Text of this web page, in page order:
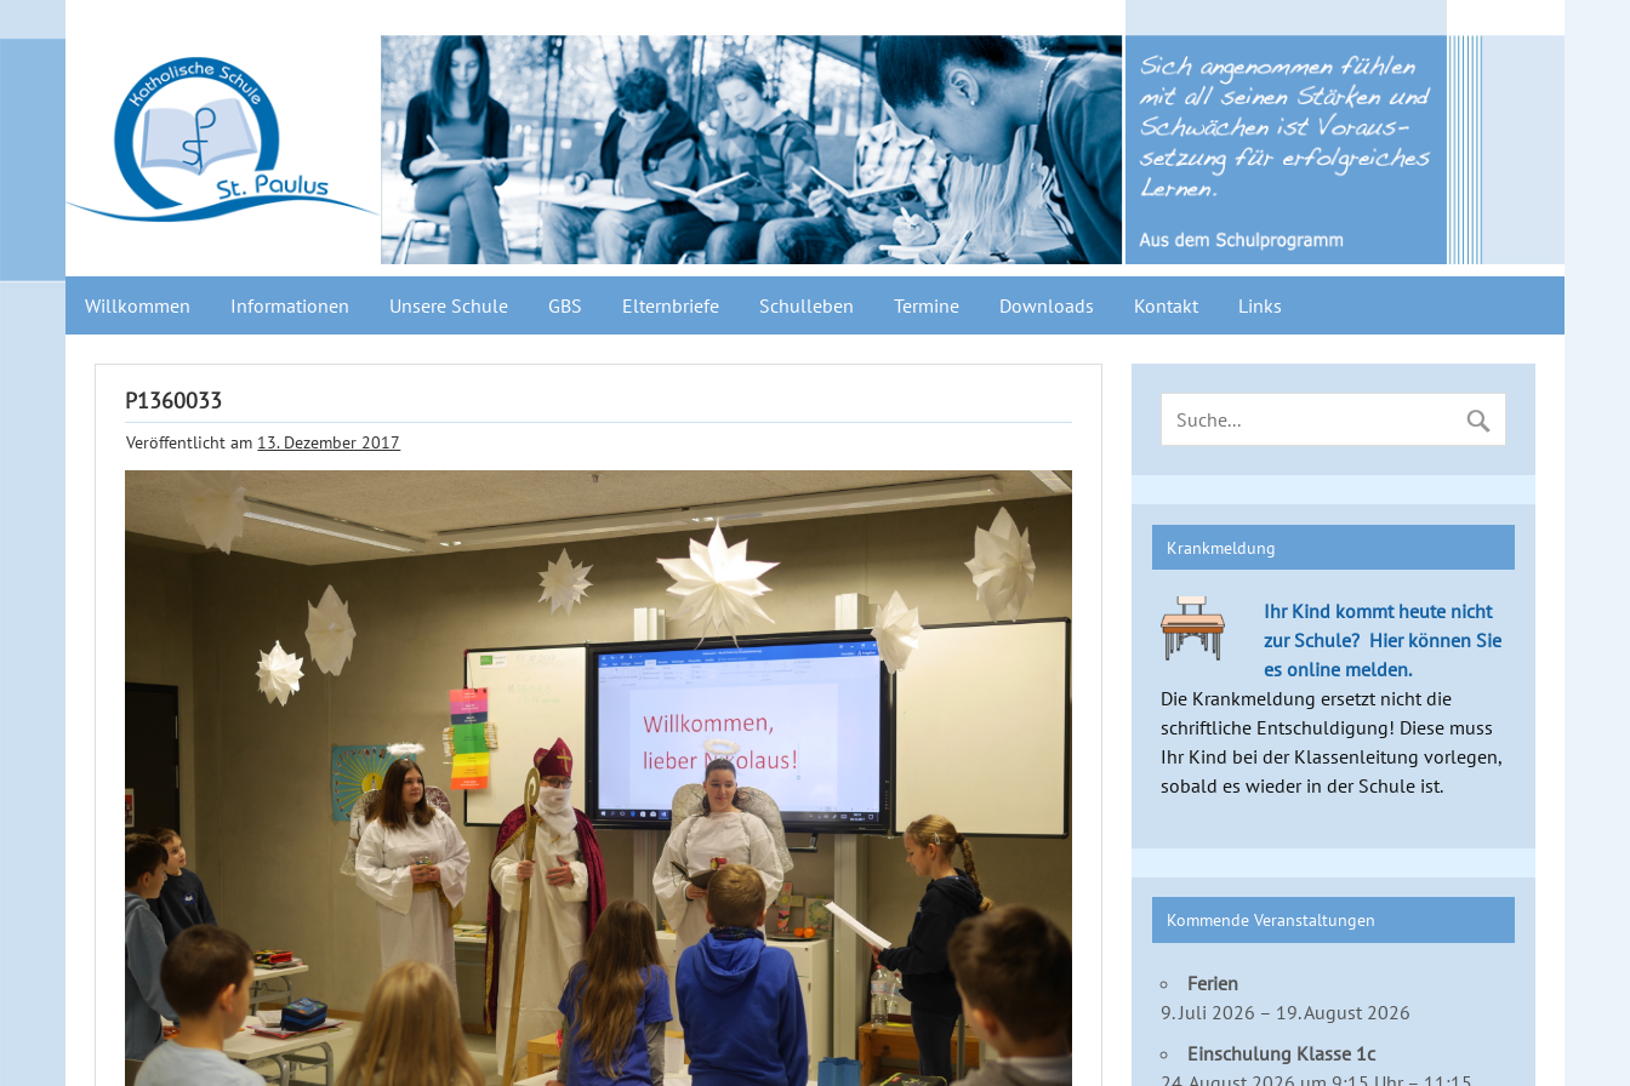
Willkommen Informationen Unsere Schule GBS Elternbriefe Schulleben Termine Downloads Kontakt Links
P1360033
Veröffentlicht am 13. Dezember 2017
Krankmeldung
Ihr Kind kommt heute nicht
zur Schule? Hier können Sie
es online melden.
Die Krankmeldung ersetzt nicht die
schriftliche Entschuldigung! Diese muss
Ihr Kind bei der Klassenleitung vorlegen,
sobald es wieder in der Schule ist.
Kommende Veranstaltungen
Ferien
9. Juli 2026 – 19. August 2026
Einschulung Klasse 1c